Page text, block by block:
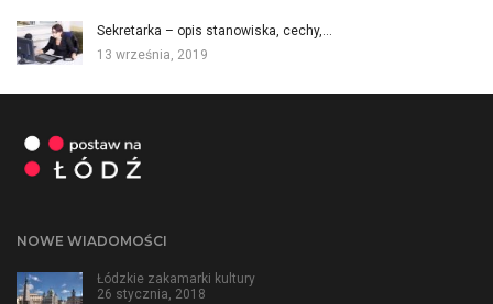
Sekretarka – opis stanowiska, cechy,…
13 września, 2019
NOWE WIADOMOŚCI
Łódzkie zakamarki kultury
26 stycznia, 2018